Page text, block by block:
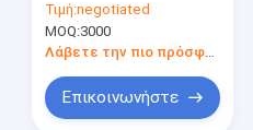
εγγράφων φίλτρων
καφέ μορφής 100pcs
V60 1-2
Τιμή:negotiated
MOQ:3000
Επικοινωνήστε